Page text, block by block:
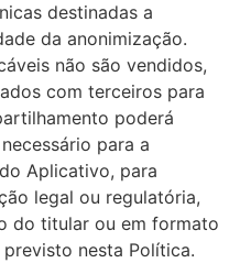
destinadas a
da anonimização.
não são vendidos,
com terceiros para
poderá
para a
Aplicativo, para
legal ou regulatória,
do titular ou em formato
nesta Política.